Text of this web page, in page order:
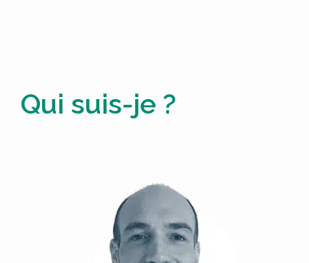
Qui suis-je ?